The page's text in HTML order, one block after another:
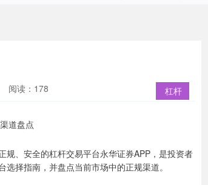
杠杆
阅读：178
、安全的杠杆交易平台永华证券APP，是投资者
择指南，并盘点当前市场中的正规渠道。